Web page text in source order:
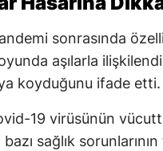
sonrasında
aşılarla
koyduğunu ifade etti.
19 virüsünün
bazı sağlık